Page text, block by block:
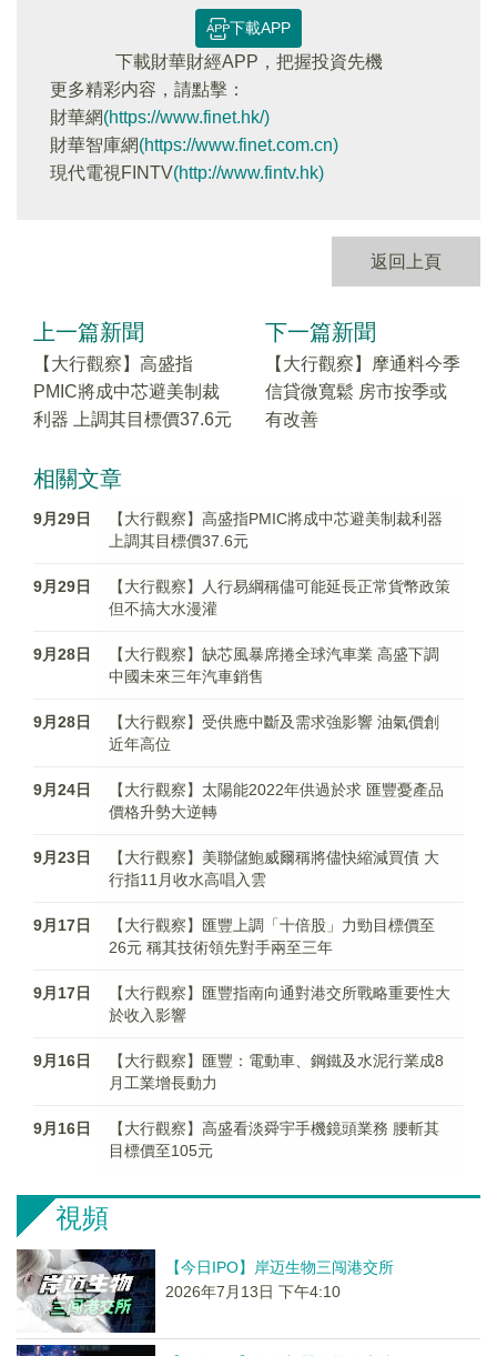
下載APP
下載財華財經APP，把握投資先機
更多精彩内容，請點擊：
財華網(https://www.finet.hk/)
財華智庫網(https://www.finet.com.cn)
現代電視FINTV(http://www.fintv.hk)
返回上頁
上一篇新聞
【大行觀察】高盛指
PMIC將成中芯避美制裁
利器 上調其目標價37.6元
下一篇新聞
【大行觀察】摩通料今季
信貸微寬鬆 房市按季或
有改善
相關文章
9月29日
【大行觀察】高盛指PMIC將成中芯避美制裁利器
上調其目標價37.6元
9月29日
【大行觀察】人行易綱稱儘可能延長正常貨幣政策
但不搞大水漫灌
9月28日
【大行觀察】缺芯風暴席捲全球汽車業 高盛下調
中國未來三年汽車銷售
9月28日
【大行觀察】受供應中斷及需求強影響 油氣價創
近年高位
9月24日
【大行觀察】太陽能2022年供過於求 匯豐憂產品
價格升勢大逆轉
9月23日
【大行觀察】美聯儲鮑威爾稱將儘快縮減買債 大
行指11月收水高唱入雲
9月17日
【大行觀察】匯豐上調「十倍股」力勁目標價至
26元 稱其技術領先對手兩至三年
9月17日
【大行觀察】匯豐指南向通對港交所戰略重要性大
於收入影響
9月16日
【大行觀察】匯豐：電動車、鋼鐵及水泥行業成8
月工業增長動力
9月16日
【大行觀察】高盛看淡舜宇手機鏡頭業務 腰斬其
目標價至105元
視頻
【今日IPO】岸迈生物三闯港交所
2026年7月13日 下午4:10